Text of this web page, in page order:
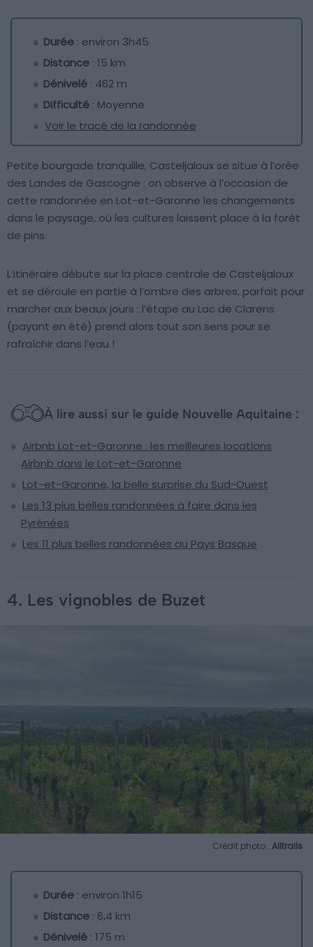
Durée : environ 3h45
Distance : 15 km
Dénivelé : 462 m
Difficulté : Moyenne
Voir le tracé de la randonnée
Petite bourgade tranquille, Casteljaloux se situe à l’orée
des Landes de Gascogne : on observe à l’occasion de
cette randonnée en Lot-et-Garonne les changements
dans le paysage, où les cultures laissent place à la forêt
de pins.
L’itinéraire débute sur la place centrale de Casteljaloux
et se déroule en partie à l’ombre des arbres, parfait pour
marcher aux beaux jours : l’étape au Lac de Clarens
(payant en été) prend alors tout son sens pour se
rafraîchir dans l’eau !
À lire aussi sur le guide Nouvelle Aquitaine :
Airbnb Lot-et-Garonne : les meilleures locations
Airbnb dans le Lot-et-Garonne
Lot-et-Garonne, la belle surprise du Sud-Ouest
Les 13 plus belles randonnées à faire dans les
Pyrénées
Les 11 plus belles randonnées au Pays Basque
4. Les vignobles de Buzet
Crédit photo : Alltrails
Durée : environ 1h15
Distance : 6,4 km
Dénivelé : 175 m